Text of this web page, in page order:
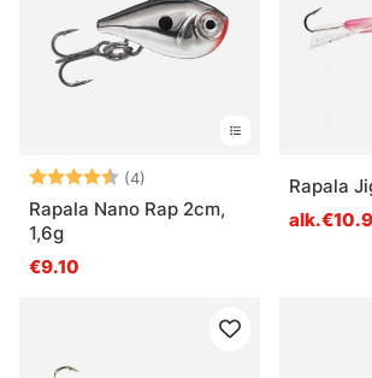
Arvio: (4)
4.3 5:sta tähdestä
Rapala Nano Rap 2cm,
1,6g
€9.10
Rapala